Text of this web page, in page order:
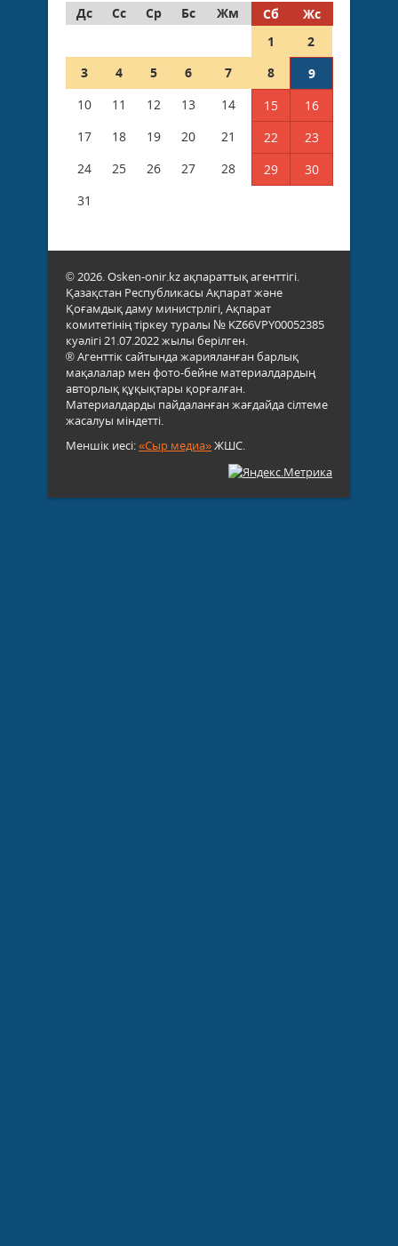
Дс
Сс Ср Бс Жм Сб
Жс
1
2
3
4 5 6 7 8
9
10
11 12 13 14 15
16
17
18 19 20 21 22
23
24
25 26 27 28 29
30
31
© 2026. Osken-onir.kz ақпараттық агенттігі.
Қазақстан Республикасы Ақпарат және
Қоғамдық даму министрлігі, Ақпарат
комитетінің тіркеу туралы № KZ66VPY00052385
куәлігі 21.07.2022 жылы берілген.
® Агенттік сайтында жарияланған барлық
мақалалар мен фото-бейне материалдардың
авторлық құқықтары қорғалған.
Материалдарды пайдаланған жағдайда сілтеме
жасалуы міндетті.
Меншік иесі:«Сыр медиа»ЖШС.